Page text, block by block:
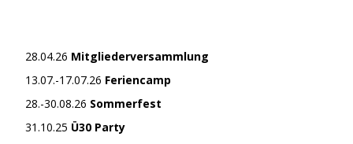
28.04.26 Mitgliederversammlung
13.07.-17.07.26 Feriencamp
28.-30.08.26 Sommerfest
31.10.25 Ü30 Party